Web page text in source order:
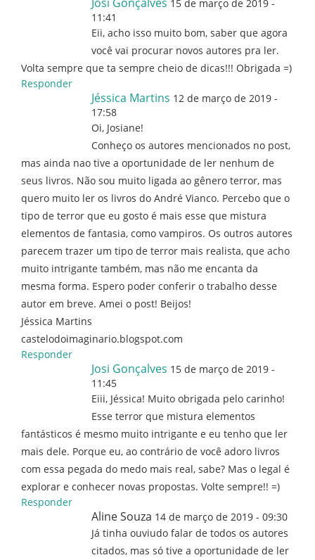
15 de março de 2019 -
11:41
Eii, acho isso muito bom, saber que agora
você vai procurar novos autores pra ler.
Volta sempre que ta sempre cheio de dicas!!! Obrigada =)
Responder
Jéssica Martins 12 de março de 2019 -
17:58
Oi, Josiane!
Conheço os autores mencionados no post,
mas ainda nao tive a oportunidade de ler nenhum de
seus livros. Não sou muito ligada ao gênero terror, mas
quero muito ler os livros do André Vianco. Percebo que o
tipo de terror que eu gosto é mais esse que mistura
elementos de fantasia, como vampiros. Os outros autores
parecem trazer um tipo de terror mais realista, que acho
muito intrigante também, mas não me encanta da
mesma forma. Espero poder conferir o trabalho desse
autor em breve. Amei o post! Beijos!
Jéssica Martins
castelodoimaginario.blogspot.com
Responder
Josi Gonçalves 15 de março de 2019 -
11:45
Eiii, Jéssica! Muito obrigada pelo carinho!
Esse terror que mistura elementos
fantásticos é mesmo muito intrigante e eu tenho que ler
mais dele. Porque eu, ao contrário de você adoro livros
com essa pegada do medo mais real, sabe? Mas o legal é
explorar e conhecer novas propostas. Volte sempre!! =)
Responder
Aline Souza 14 de março de 2019 - 09:30
Já tinha ouviudo falar de todos os autores
citados, mas só tive a oportunidade de ler